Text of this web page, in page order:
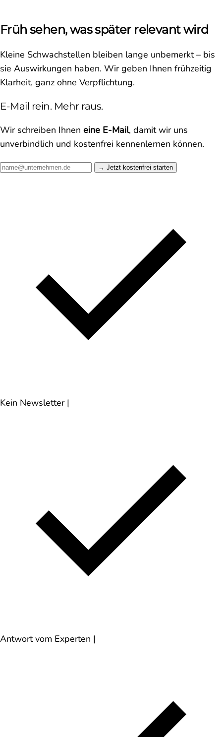
Früh sehen, was später relevant wird
Kleine Schwachstellen bleiben lange unbemerkt – bis
sie Auswirkungen haben. Wir geben Ihnen frühzeitig
Klarheit, ganz ohne Verpflichtung.
E-Mail rein. Mehr raus.
Wir schreiben Ihnen eine E-Mail, damit wir uns
unverbindlich und kostenfrei kennenlernen können.
Jetzt kostenfrei starten →
Kein Newsletter |
Antwort vom Experten |